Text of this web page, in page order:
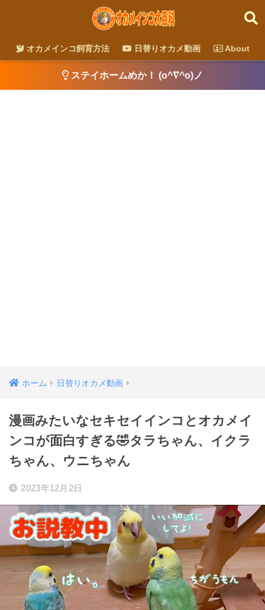
オカメインコ飼育方法 日替りオカメ動画 About
ステイホームめか！ (o^∇^o)ノ
ホーム 日替りオカメ動画
漫画みたいなセキセイインコとオカメイ
ンコが面白すぎる🤣タラちゃん、イクラ
ちゃん、ウニちゃん
2023年12月2日